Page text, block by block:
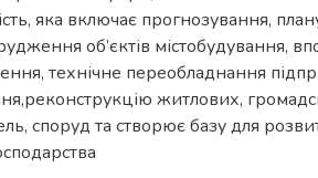
яка включає прогнозування,
об’єктів містобудування,
технічне переобладнання
житлових,
споруд та створює базу для